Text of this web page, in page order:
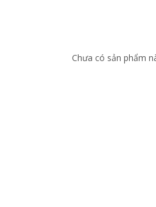
Chưa có sản phẩm